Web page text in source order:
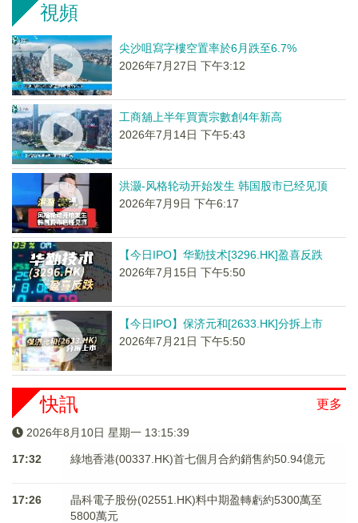
視頻
尖沙咀寫字樓空置率於6月跌至6.7%
2026年7月27日 下午3:12
工商舖上半年買賣宗數創4年新高
2026年7月14日 下午5:43
洪灏-风格轮动开始发生 韩国股市已经见顶
2026年7月9日 下午6:17
【今日IPO】华勤技术[3296.HK]盈喜反跌
2026年7月15日 下午5:50
【今日IPO】保济元和[2633.HK]分拆上市
2026年7月21日 下午5:50
更多
快訊
2026年8月10日 星期一 13:15:39
17:32 綠地香港(00337.HK)首七個月合約銷售約50.94億元
17:26
晶科電子股份(02551.HK)料中期盈轉虧約5300萬至
5800萬元